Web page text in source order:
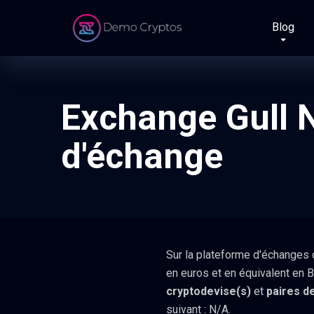
Blog
Exchange Gull
d'échange
Sur la plateforme
en euros et en équivalent en
cryptodevise(s) et paires
suivant : N/A.